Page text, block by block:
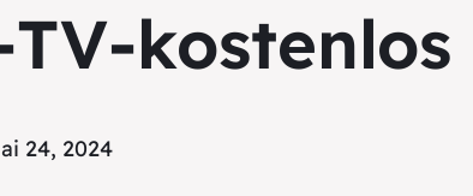
kostenlos
24, 2024